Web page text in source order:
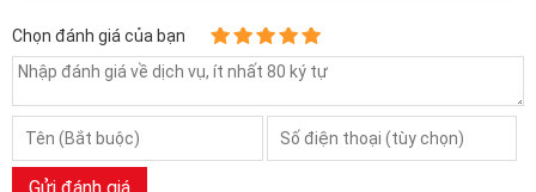
Chọn đánh giá của bạn